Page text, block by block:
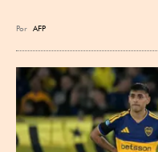
Por AFP